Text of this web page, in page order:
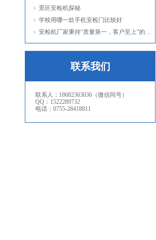
景区安检机探秘
学校用哪一款手机安检门比较好
安检机厂家秉持“质量第一，客户至上”的服务理念
联系我们
联系人：18682363036（微信同号）
QQ：1522289732
电话：0755-28418811